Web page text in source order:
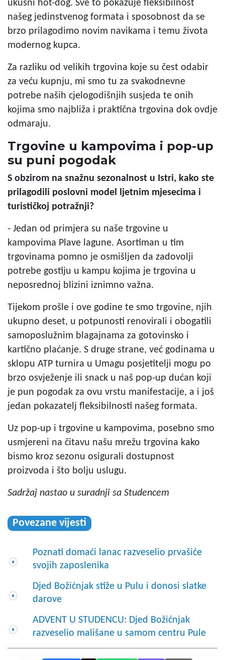
ukusni hot-dog. Sve to pokazuje fleksibilnost
našeg jedinstvenog formata i sposobnost da se
brzo prilagodimo novim navikama i temu života
modernog kupca.
Za razliku od velikih trgovina koje su čest odabir
za veću kupnju, mi smo tu za svakodnevne
potrebe naših cjelogodišnjih susjeda te onih
kojima smo najbliža i praktična trgovina dok ovdje
odmaraju.
Trgovine u kampovima i pop-up
su puni pogodak
S obzirom na snažnu sezonalnost u Istri, kako ste
prilagodili poslovni model ljetnim mjesecima i
turističkoj potražnji?
- Jedan od primjera su naše trgovine u
kampovima Plave lagune. Asortiman u tim
trgovinama pomno je osmišljen da zadovolji
potrebe gostiju u kampu kojima je trgovina u
neposrednoj blizini iznimno važna.
Tijekom prošle i ove godine te smo trgovine, njih
ukupno deset, u potpunosti renovirali i obogatili
samoposlužnim blagajnama za gotovinsko i
kartično plaćanje. S druge strane, već godinama u
sklopu ATP turnira u Umagu posjetitelji mogu po
brzo osvježenje ili snack u naš pop-up dućan koji
je pun pogodak za ovu vrstu manifestacije, a i još
jedan pokazatelj fleksibilnosti našeg formata.
Uz pop-up i trgovine u kampovima, posebno smo
usmjereni na čitavu našu mrežu trgovina kako
bismo kroz sezonu osigurali dostupnost
proizvoda i što bolju uslugu.
Sadržaj nastao u suradnji sa Studencem
Povezane vijesti
Poznati domaći lanac razveselio prvašiće
svojih zaposlenika
Djed Božićnjak stiže u Pulu i donosi slatke
darove
ADVENT U STUDENCU: Djed Božićnjak
razveselio mališane u samom centru Pule